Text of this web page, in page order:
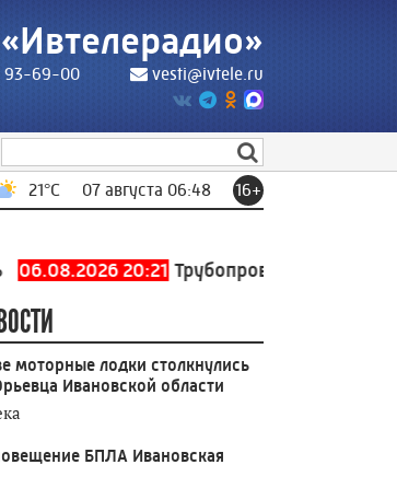
93-69-00 vesti@ivtele.ru
21°C 07 августа 06:48 16+
20:21 Трубопровод холодного
моторные лодки столкнулись
Ивановской области
БПЛА Ивановская